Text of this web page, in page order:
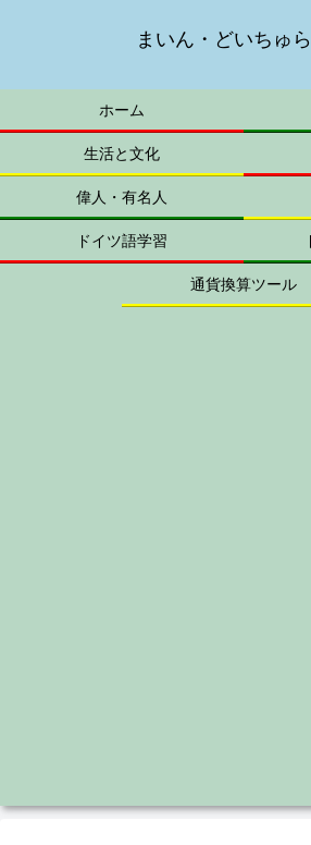
まいん・どいちゅ
ホーム
生活と文化
偉人・有名人
ドイツ語学習
通貨換算ツール